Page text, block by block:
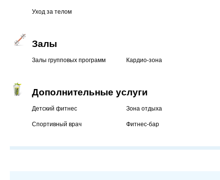
Уход за телом
Залы
Залы групповых программ Кардио-зона
Дополнительные услуги
Детский фитнес Зона отдыха
Спортивный врач Фитнес-бар